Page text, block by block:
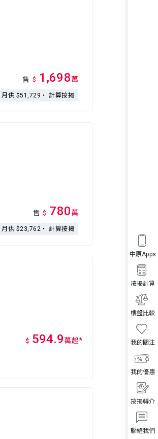
聯絡我們
按揭轉介
我的優惠
我的關注
樓盤比較
按揭計算
中原Apps
售 $ 1,698萬
月供 $51,729・ 計算按揭
售 $ 780萬
月供 $23,762・ 計算按揭
$ 594.9萬起*